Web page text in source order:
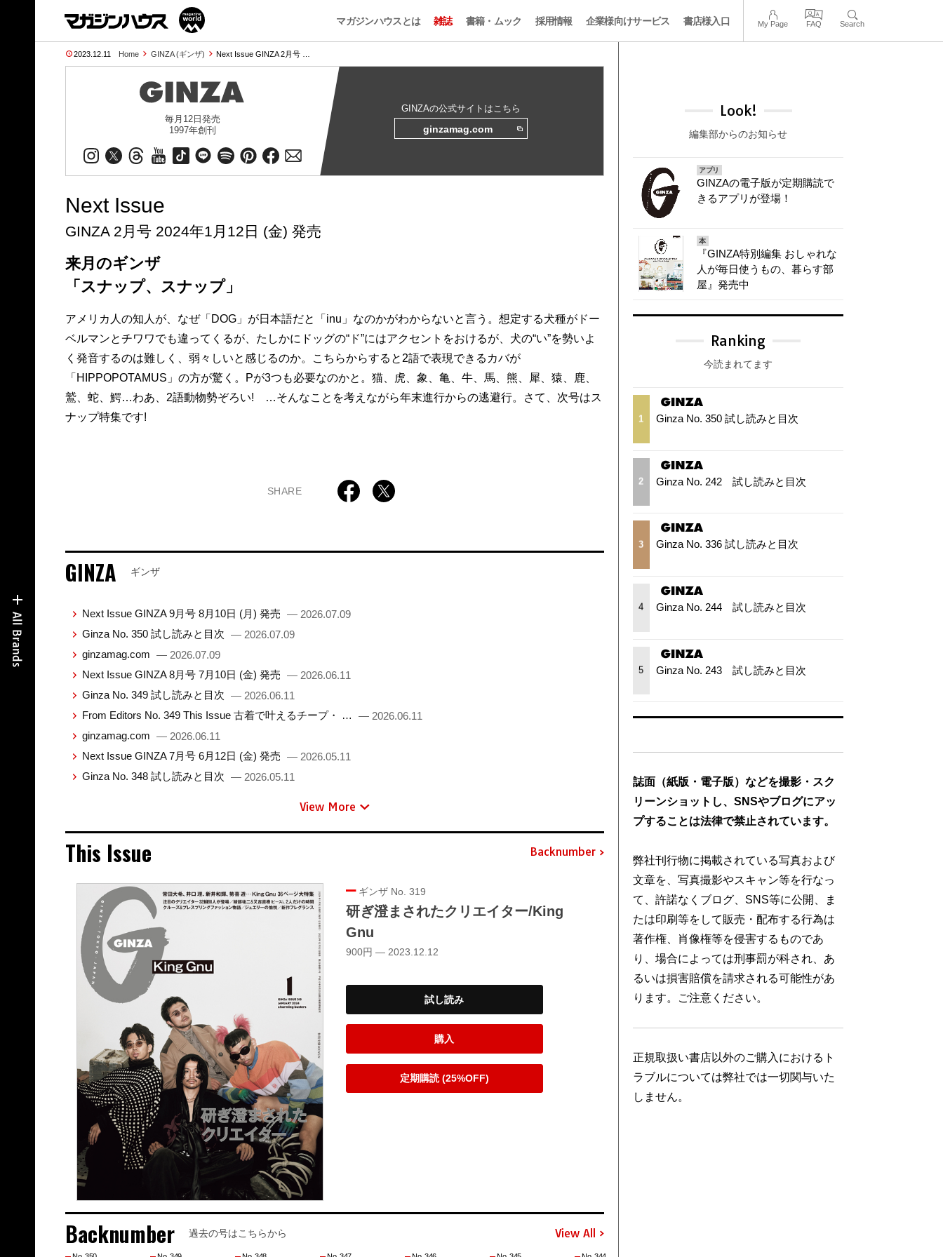
マガジンハウスとは 雑誌 書籍・ムック 採用情報 企業様向けサービス 書店様入口 My Page FAQ Search
2023.12.11 Home GINZA (ギンザ) Next Issue GINZA 2月号 …
毎月12日発売
1997年創刊
GINZAの公式サイトはこちら
ginzamag.com
Next Issue
GINZA 2月号 2024年1月12日 (金) 発売
来月のギンザ
「スナップ、スナップ」
アメリカ人の知人が、なぜ「DOG」が日本語だと「inu」なのかがわからないと言う。想定する犬種がドー
ベルマンとチワワでも違ってくるが、たしかにドッグの“ド”にはアクセントをおけるが、犬の“い”を勢いよ
く発音するのは難しく、弱々しいと感じるのか。こちらからすると2語で表現できるカバが
「HIPPOPOTAMUS」の方が驚く。Pが3つも必要なのかと。猫、虎、象、亀、牛、馬、熊、犀、猿、鹿、
鷲、蛇、鰐…わあ、2語動物勢ぞろい! …そんなことを考えながら年末進行からの逃避行。さて、次号はス
ナップ特集です!
SHARE
GINZA ギンザ
Next Issue GINZA 9月号 8月10日 (月) 発売 — 2026.07.09
Ginza No. 350 試し読みと目次 — 2026.07.09
ginzamag.com — 2026.07.09
Next Issue GINZA 8月号 7月10日 (金) 発売 — 2026.06.11
Ginza No. 349 試し読みと目次 — 2026.06.11
From Editors No. 349 This Issue 古着で叶えるチープ・ …
— 2026.06.11
ginzamag.com — 2026.06.11
Next Issue GINZA 7月号 6月12日 (金) 発売 — 2026.05.11
Ginza No. 348 試し読みと目次 — 2026.05.11
View More
This Issue Backnumber
ギンザ No. 319
研ぎ澄まされたクリエイター/King
Gnu
900円 — 2023.12.12
試し読み
購入
定期購読 (25%OFF)
Backnumber 過去の号はこちらから View All
Look!
編集部からのお知らせ
アプリ
GINZAの電子版が定期購読で
きるアプリが登場！
本
『GINZA特別編集 おしゃれな
人が毎日使うもの、暮らす部
屋』発売中
Ranking
今読まれてます
1 Ginza No. 350 試し読みと目次
2 Ginza No. 242 試し読みと目次
3 Ginza No. 336 試し読みと目次
4 Ginza No. 244 試し読みと目次
5 Ginza No. 243 試し読みと目次
誌面（紙版・電子版）などを撮影・スク
リーンショットし、SNSやブログにアッ
プすることは法律で禁止されています。
弊社刊行物に掲載されている写真および
文章を、写真撮影やスキャン等を行なっ
て、許諾なくブログ、SNS等に公開、ま
たは印刷等をして販売・配布する行為は
著作権、肖像権等を侵害するものであ
り、場合によっては刑事罰が科され、あ
るいは損害賠償を請求される可能性があ
ります。ご注意ください。
正規取扱い書店以外のご購入におけるト
ラブルについては弊社では一切関与いた
しません。